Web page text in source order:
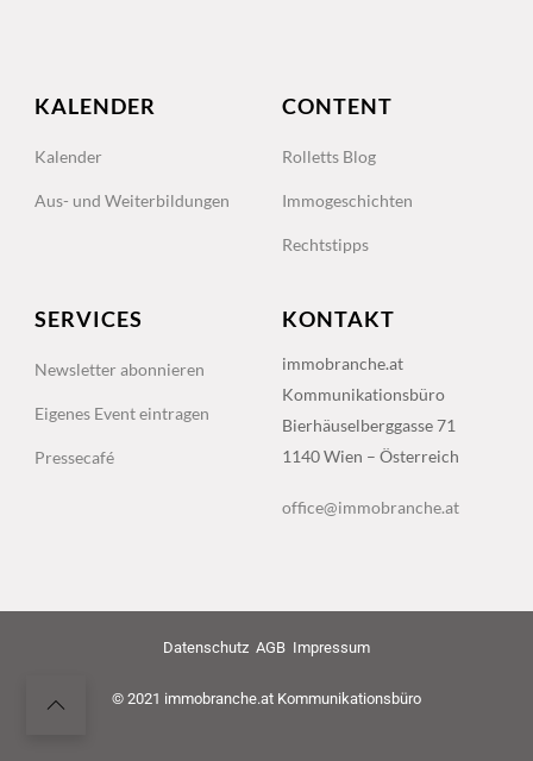
KALENDER
Kalender
Aus- und Weiterbildungen
CONTENT
Rolletts Blog
Immogeschichten
Rechtstipps
SERVICES
Newsletter abonnieren
Eigenes Event eintragen
Pressecafé
KONTAKT
immobranche.at
Kommunikationsbüro
Bierhäuselberggasse 71
1140 Wien – Österreich
office@immobranche.at
Datenschutz AGB Impressum
© 2021 immobranche.at Kommunikationsbüro